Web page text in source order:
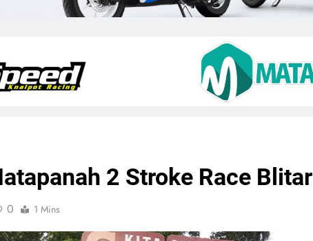
2 Stroke Race Blitar
0 1 Mins